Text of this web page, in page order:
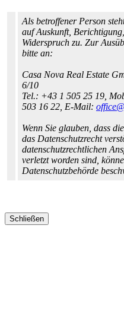
Als betroffener Person
auf Auskunft,
Widerspruch zu. Zur
bitte an:
Casa Nova Real Estate
6/10
Tel.: +43 1 505 25 19,
503 16 22, E-Mail:
Wenn Sie glauben, dass
das Datenschutzrecht
datenschutzrechtlichen
verletzt worden sind,
Datenschutzbehörde
Schließen